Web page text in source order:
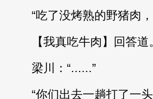
“吃了没烤熟的野猪肉，
【我真吃牛肉】回答道
梁川：“......”
“你们出去一趟打了一头